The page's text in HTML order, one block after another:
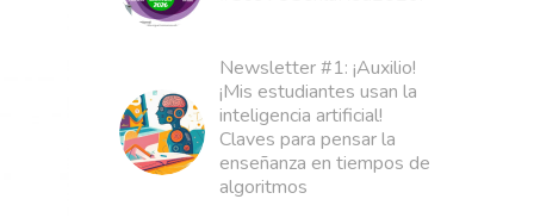
Newsletter #1: ¡Auxilio!
¡Mis estudiantes usan la
inteligencia artificial!
Claves para pensar la
enseñanza en tiempos de
algoritmos